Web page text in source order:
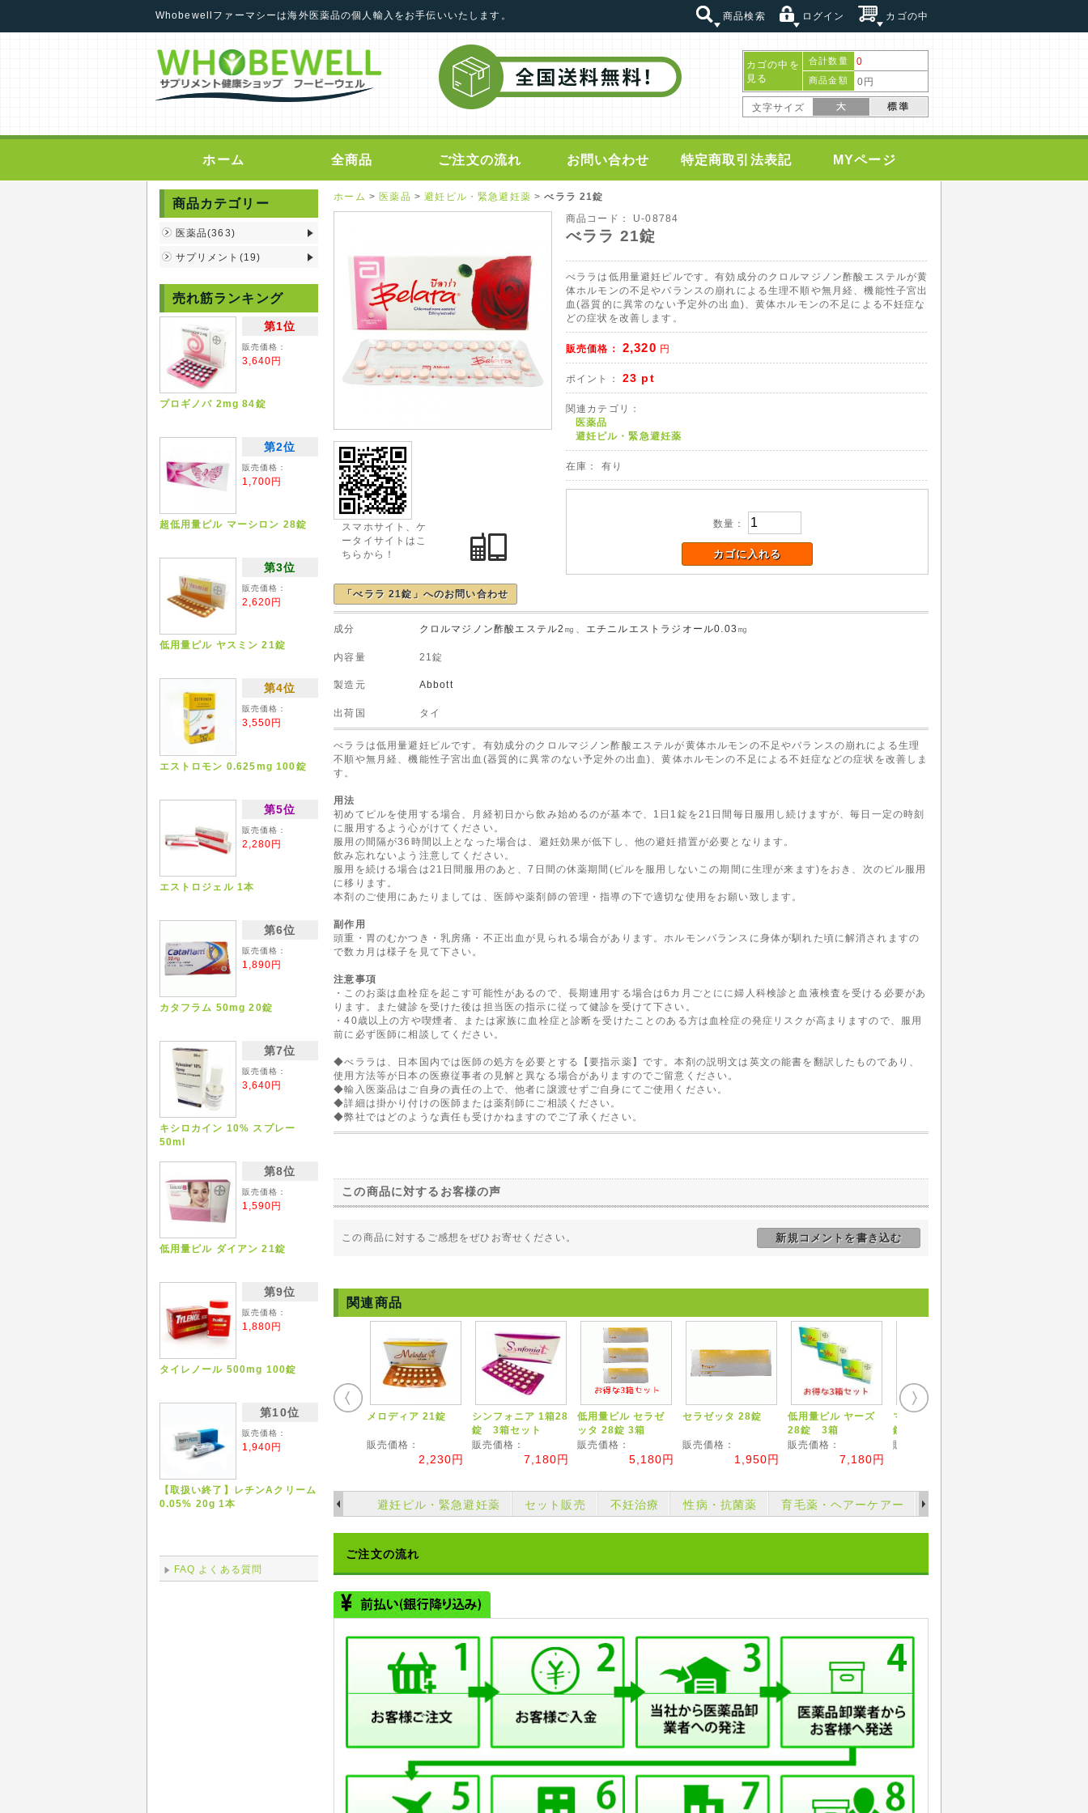
Whobewellファーマシーは海外医薬品の個人輸入をお手伝いいたします。 商品検索 ログイン カゴの中
カゴの中を
見る
合計数量 0
商品金額 0円
文字サイズ
ホーム 全商品 ご注文の流れ お問い合わせ 特定商取引法表記 MYページ
ホーム >医薬品 >避妊ピル・緊急避妊薬 >べララ 21錠
スマホサイト、ケ
ータイサイトはこ
ちらから！
商品コード： U-08784
べララ 21錠
べララは低用量避妊ピルです。有効成分のクロルマジノン酢酸エステルが黄
体ホルモンの不足やバランスの崩れによる生理不順や無月経、機能性子宮出
血(器質的に異常のない予定外の出血)、黄体ホルモンの不足による不妊症な
どの症状を改善します。
販売価格： 2,320 円
ポイント： 23 pt
関連カテゴリ：
医薬品
避妊ピル・緊急避妊薬
在庫： 有り
数量：
カゴに入れる
「べララ 21錠」へのお問い合わせ
成分 クロルマジノン酢酸エステル2 ㎎、 エチニルエストラジオール0.03 ㎎
内容量 21錠
製造元 Abbott
出荷国 タイ
べララは低用量避妊ピルです。 有効成分のクロルマジノン酢酸エステルが黄体ホルモンの不足やバランスの崩れによる生理
不順や無月経、機能性子宮出血(器質的に異常のない予定外の出血)、黄体ホルモンの不足による不妊症などの症状を改善しま
す。
用法
初めてピルを使用する場合、月経初日から飲み始めるのが基本で、1日1錠を21日間毎日服用し続けますが、毎日一定の時刻
に服用するよう心がけてください。
服用の間隔が36時間以上となった場合は、避妊効果が低下し、他の避妊措置が必要となります。
飲み忘れないよう注意してください。
服用を続ける場合は21日間服用のあと、7日間の休薬期間(ピルを服用しないこの期間に生理が来ます)をおき、次のピル服用
に移ります。
本剤のご使用にあたりましては、医師や薬剤師の管理・指導の下で適切な使用をお願い致します。
副作用
頭重・胃のむかつき・乳房痛・不正出血が見られる場合があります。ホルモンバランスに身体が馴れた頃に解消されますの
で数カ月は様子を見て下さい。
注意事項
・このお薬は血栓症を起こす可能性があるので、長期連用する場合は6カ月ごとにに婦人科検診と血液検査を受ける必要があ
ります。また健診を受けた後は担当医の指示に従って健診を受けて下さい。
・40歳以上の方や喫煙者、または家族に血栓症と診断を受けたことのある方は血栓症の発症リスクが高まりますので、服用
前に必ず医師に相談してください。
◆べララ は、日本国内では医師の処方を必要とする【要指示薬】です。本剤の説明文は英文の能書を翻訳したものであり、
使用方法等が日本の医療従事者の見解と異なる場合がありますのでご留意ください。
◆輸入医薬品はご自身の責任の上で、他者に譲渡せずご自身にてご使用ください。
◆詳細は掛かり付けの医師または薬剤師にご相談ください。
◆弊社ではどのような責任も受けかねますのでご了承ください。
この商品に対するお客様の声
この商品に対するご感想をぜひお寄せください。 新規コメントを書き込む
関連商品
メロディア 21錠
販売価格：
2,230円
シンフォニア 1箱28
錠 3箱セット
販売価格：
7,180円
低用量ピル セラゼ
ッタ 28錠 3箱
販売価格：
5,180円
セラゼッタ 28錠
販売価格：
1,950円
低用量ピル ヤーズ
28錠 3箱
販売価格：
7,180円
マーベロン 1箱28
錠 3箱セット
販売価格：
避妊ピル・緊急避妊薬 セット販売 不妊治療 性病・抗菌薬 育毛薬・ヘアーケアー
ご注文の流れ
商品カテゴリー
医薬品(363)
サプリメント(19)
売れ筋ランキング
第1位
販売価格：
3,640円
プロギノバ 2mg 84錠
第2位
販売価格：
1,700円
超低用量ピル マーシロン 28錠
第3位
販売価格：
2,620円
低用量ピル ヤスミン 21錠
第4位
販売価格：
3,550円
エストロモン 0.625mg 100錠
第5位
販売価格：
2,280円
エストロジェル 1本
第6位
販売価格：
1,890円
カタフラム 50mg 20錠
第7位
販売価格：
3,640円
キシロカイン 10% スプレー
50ml
第8位
販売価格：
1,590円
低用量ピル ダイアン 21錠
第9位
販売価格：
1,880円
タイレノール 500mg 100錠
第10位
販売価格：
1,940円
【取扱い終了】レチンAクリーム
0.05% 20g 1本
FAQ よくある質問